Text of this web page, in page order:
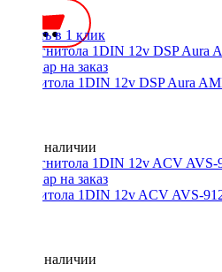
Купить в 1 клик
Магнитола 1DIN 12v DSP Aura
Нет в наличии
Магнитола 1DIN 12v ACV AVS-
Нет в наличии